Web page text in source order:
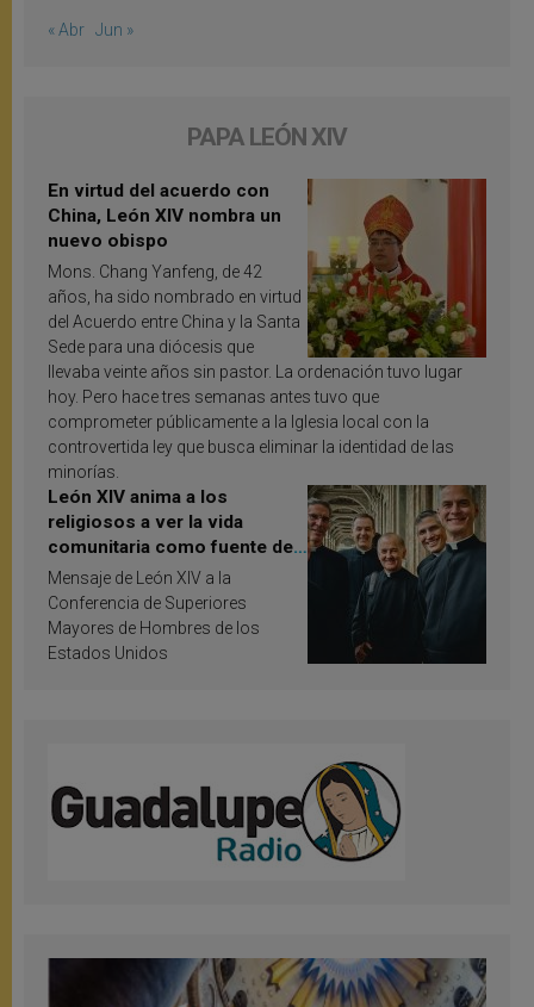
« Abr Jun »
PAPA LEÓN XIV
En virtud del acuerdo con
China, León XIV nombra un
nuevo obispo
Mons. Chang Yanfeng, de 42
años, ha sido nombrado en virtud
del Acuerdo entre China y la Santa
Sede para una diócesis que
llevaba veinte años sin pastor. La ordenación tuvo lugar
hoy. Pero hace tres semanas antes tuvo que
comprometer públicamente a la Iglesia local con la
controvertida ley que busca eliminar la identidad de las
minorías.
León XIV anima a los
religiosos a ver la vida
comunitaria como fuente de
inspiración y santificación
Mensaje de León XIV a la
Conferencia de Superiores
Mayores de Hombres de los
Estados Unidos